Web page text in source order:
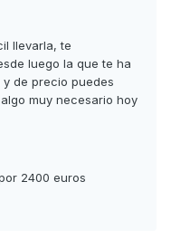
llevarla, te
luego la que te ha
de precio puedes
muy necesario hoy
2400 euros